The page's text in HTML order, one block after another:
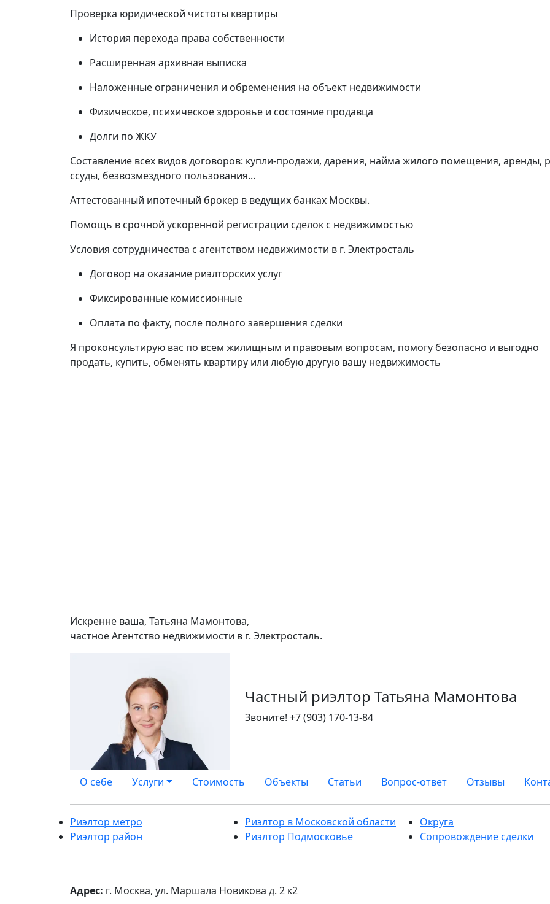
Проверка юридической чистоты квартиры
История перехода права собственности
Расширенная архивная выписка
Наложенные ограничения и обременения на объект недвижимости
Физическое, психическое здоровье и состояние продавца
Долги по ЖКУ
Составление всех видов договоров: купли-продажи, дарения, найма жилого помещения, аренды,
ссуды, безвозмездного пользования...
Аттестованный ипотечный брокер в ведущих банках Москвы.
Помощь в срочной ускоренной регистрации сделок с недвижимостью
Условия сотрудничества с агентством недвижимости в г. Электросталь
Договор на оказание риэлторских услуг
Фиксированные комиссионные
Оплата по факту, после полного завершения сделки
Я проконсультирую вас по всем жилищным и правовым вопросам, помогу безопасно и выгодно
продать, купить, обменять квартиру или любую другую вашу недвижимость
Искренне ваша, Татьяна Мамонтова,
частное Агентство недвижимости в г. Электросталь.
Частный риэлтор Татьяна Мамонтова
Звоните! +7 (903) 170-13-84
О себе Услуги Стоимость Объекты Статьи Вопрос-ответ Отзывы
Риэлтор метро
Риэлтор район
Риэлтор в Московской области
Риэлтор Подмосковье
Округа
Сопровождение сделки
Адрес: г. Москва, ул. Маршала Новикова д. 2 к2